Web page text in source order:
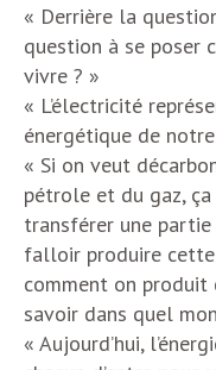
« Derrière la
question à se poser
vivre ? »
« L’électricité
énergétique de notre
« Si on veut
pétrole et du gaz,
transférer une partie
falloir produire
comment on
savoir dans quel
« Aujourd’hui,